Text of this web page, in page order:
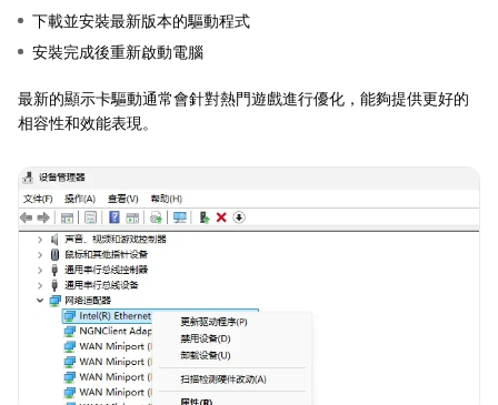
下載並安裝最新版本的驅動程式
安裝完成後重新啟動電腦
最新的顯示卡驅動通常會針對熱門遊戲進行優化，能夠提供更好的
相容性和效能表現。